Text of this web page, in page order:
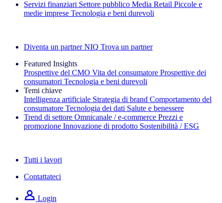
Servizi finanziari Settore pubblico Media Retail Piccole e
medie imprese Tecnologia e beni durevoli
Diventa un partner NIQ Trova un partner
Featured Insights
Prospettive del CMO Vita del consumatore Prospettive dei
consumatori Tecnologia e beni durevoli
Temi chiave
Intelligenza artificiale Strategia di brand Comportamento del
consumatore Tecnologia dei dati Salute e benessere
Trend di settore Omnicanale / e‑commerce Prezzi e
promozione Innovazione di prodotto Sostenibilità / ESG
Tutti i lavori
Contattateci
Login